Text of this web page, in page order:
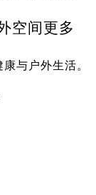
空间更多
与户外生活。